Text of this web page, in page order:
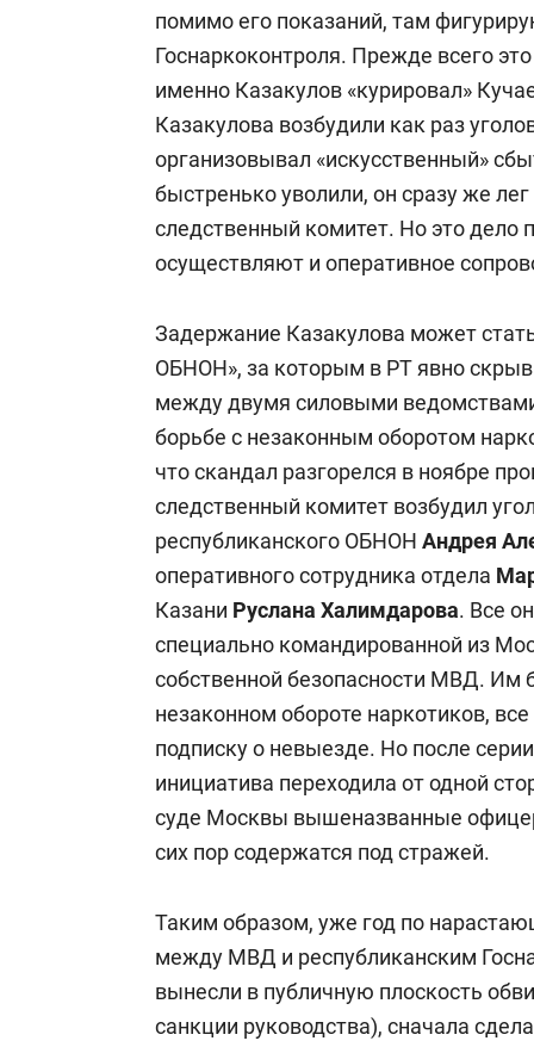
помимо его показаний, там
Госнаркоконтроля. Прежде всего
именно Казакулов «курировал»
Казакулова возбудили как раз
организовывал «искусственный»
быстренько уволили, он сразу же
следственный комитет. Но это
осуществляют и оперативное
Задержание Казакулова может
ОБНОН», за которым в РТ явно
между двумя силовыми
борьбе с незаконным оборотом
что скандал разгорелся в ноябре
следственный комитет возбудил
республиканского ОБНОН Андрея
оперативного сотрудника отдела
Казани Руслана Халимдарова. Все
специально командированной из
собственной безопасности МВД. Им
незаконном обороте наркотиков,
подписку о невыезде. Но после
инициатива переходила от одной
суде Москвы вышеназванные
сих пор содержатся под стражей.
Таким образом, уже год по
между МВД и республиканским
вынесли в публичную плоскость
санкции руководства), сначала